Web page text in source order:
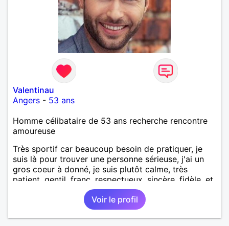
Valentinau
Angers - 53 ans
Homme célibataire de 53 ans recherche rencontre
amoureuse
Très sportif car beaucoup besoin de pratiquer, je
suis là pour trouver une personne sérieuse, j'ai un
gros coeur à donné, je suis plutôt calme, très
patient, gentil, franc, respectueux, sincère, fidèle, et
au p'tit soins pour ma bien aimé, je ne recherche
pas une personne d'un soir mais durable et
quelqu'un qui sera partager des moments de joie,
de tendresse, de complicité en famille ou à deux.
Voir le profil